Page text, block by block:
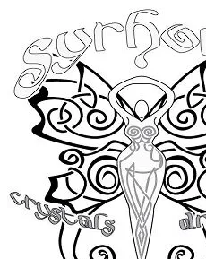
naar
inhoud